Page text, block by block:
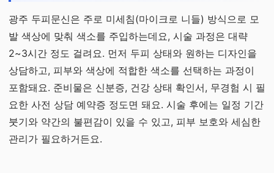
광주 두피문신은 주로 미세침(마이크로 니들) 방식으로 모
발 색상에 맞춰 색소를 주입하는데요, 시술 과정은 대략
2~3시간 정도 걸려요. 먼저 두피 상태와 원하는 디자인을
상담하고, 피부와 색상에 적합한 색소를 선택하는 과정이
포함돼요. 준비물은 신분증, 건강 상태 확인서, 무경험 시 필
요한 사전 상담 예약증 정도면 돼요. 시술 후에는 일정 기간
붓기와 약간의 불편감이 있을 수 있고, 피부 보호와 세심한
관리가 필요하거든요.